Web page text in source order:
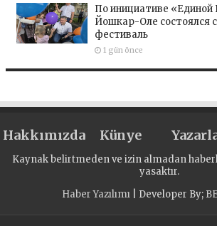
По инициативе «Единой
Йошкар-Оле состоялся
фестиваль
1 gün önce
Hakkımızda Künye
Kaynak belirtmeden ve izin almadan
yasaktır.
Haber Yazılımı | Developer By;